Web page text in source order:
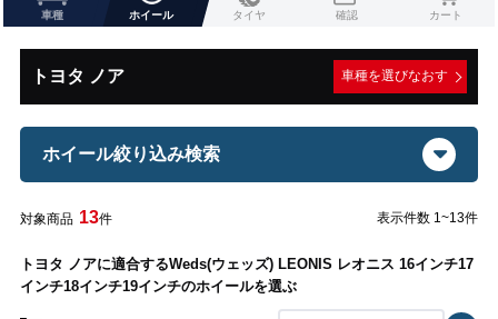
車種 ホイール タイヤ 確認 カート
トヨタ ノア 車種を選びなおす
ホイール絞り込み検索
対象商品 13件 表示件数 1~13件
トヨタ ノアに適合するWeds(ウェッズ) LEONIS レオニス 16インチ17
インチ18インチ19インチのホイールを選ぶ